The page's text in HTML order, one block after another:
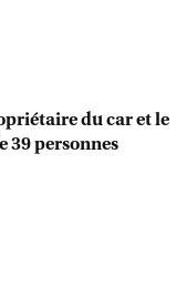
du car et le
39 personnes